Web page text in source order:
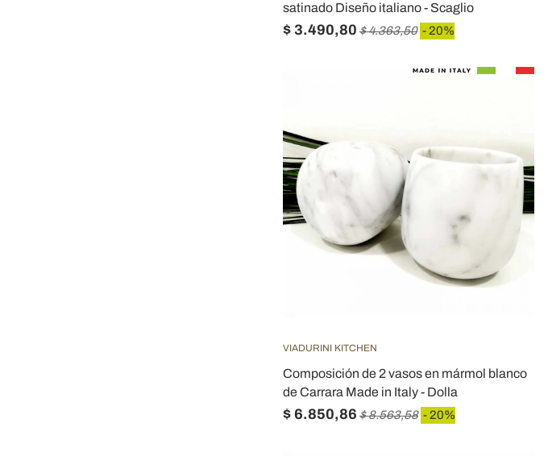
satinado Diseño italiano - Scaglio
$ 3.490,80 $ 4.363,50 - 20%
VIADURINI KITCHEN
Composición de 2 vasos en mármol blanco
de Carrara Made in Italy - Dolla
$ 6.850,86 $ 8.563,58 - 20%